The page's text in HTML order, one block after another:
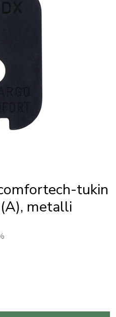
tukin
metalli